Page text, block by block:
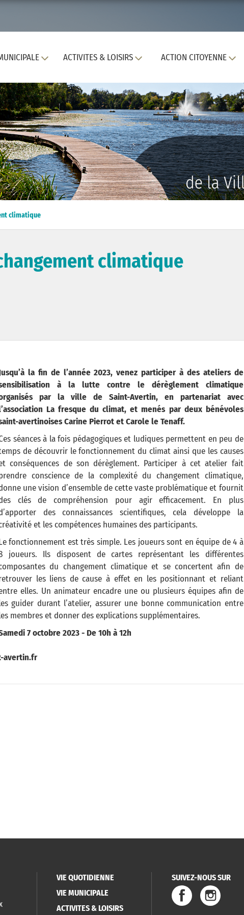
ACTIVITES & LOISIRS ACTION CITOYENNE
climatique
climatique
la fin de l’année 2023, venez participer à des ateliers de
à la lutte contre le dérèglement climatique
par la ville de Saint-Avertin, en partenariat avec
La fresque du climat, et menés par deux bénévoles
avertinoises Carine Pierrot et Carole le Tenaff.
séances à la fois pédagogiques et ludiques permettent en peu de
de découvrir le fonctionnement du climat ainsi que les causes
conséquences de son dérèglement. Participer à cet atelier fait
conscience de la complexité du changement climatique,
une vision d’ensemble de cette vaste problématique et fournit
clés de compréhension pour agir efficacement. En plus
des connaissances scientifiques, cela développe la
et les compétences humaines des participants.
fonctionnement est très simple. Les joueurs sont en équipe de 4 à
joueurs. Ils disposent de cartes représentant les différentes
du changement climatique et se concertent afin de
les liens de cause à effet en les positionnant et reliant
elles. Un animateur encadre une ou plusieurs équipes afin de
guider durant l’atelier, assurer une bonne communication entre
membres et donner des explications supplémentaires.
7 octobre 2023 - De 10h à 12h
avertin.fr
VIE QUOTIDIENNE
VIE MUNICIPALE
ACTIVITES & LOISIRS
SUIVEZ-NOUS SUR